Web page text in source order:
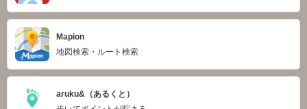
Mapion
地図検索・ルート検索
aruku&（あるくと）